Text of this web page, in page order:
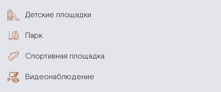
Детские площадки
Парк
Спортивная площадка
Видеонаблюдение